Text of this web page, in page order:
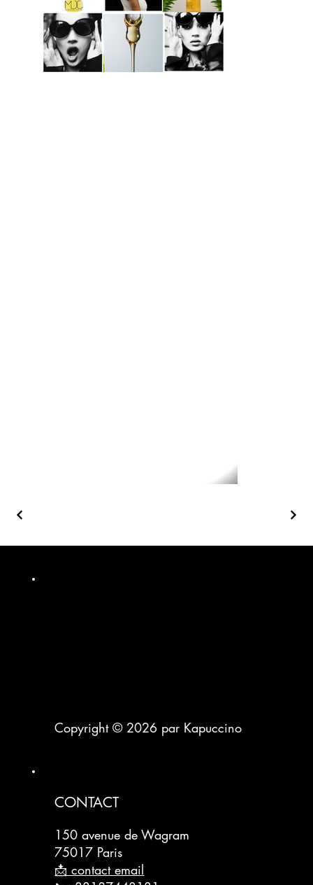
Copyright © 2026 par Kapuccino
CONTACT
150 avenue de Wagram
75017 Paris
📩 contact email